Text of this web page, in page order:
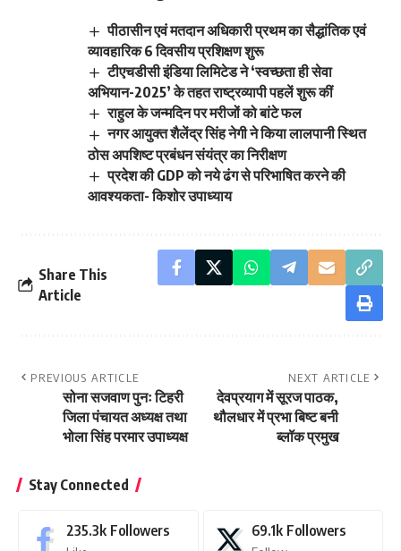
पीठासीन एवं मतदान अधिकारी प्रथम का सैद्धांतिक एवं
व्यावहारिक 6 दिवसीय प्रशिक्षण शुरू
टीएचडीसी इंडिया लिमिटेड ने ‘स्वच्छता ही सेवा
अभियान-2025’ के तहत राष्ट्रव्यापी पहलें शुरू कीं
राहुल के जन्मदिन पर मरीजों को बांटे फल
नगर आयुक्त शैलेंद्र सिंह नेगी ने किया लालपानी स्थित
ठोस अपशिष्ट प्रबंधन संयंत्र का निरीक्षण
प्रदेश की GDP को नये ढंग से परिभाषित करने की
आवश्यकता- किशोर उपाध्याय
Share This
Article
PREVIOUS ARTICLE
सोना सजवाण पुनः टिहरी
जिला पंचायत अध्यक्ष तथा
भोला सिंह परमार उपाध्यक्ष
NEXT ARTICLE
देवप्रयाग में सूरज पाठक,
थौलधार में प्रभा बिष्ट बनी
ब्लॉक प्रमुख
Stay Connected
235.3k Followers 69.1k Followers